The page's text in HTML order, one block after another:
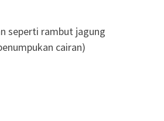
seperti rambut jagung
cairan)